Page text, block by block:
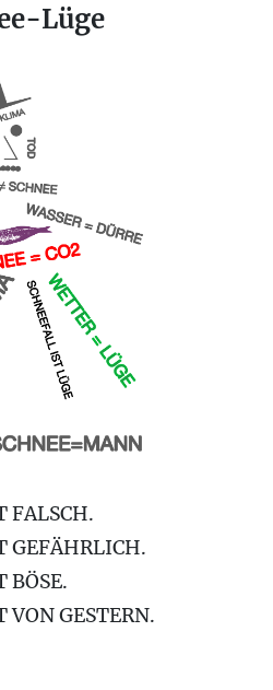
Lüge
FALSCH.
GEFÄHRLICH.
BÖSE.
VON GESTERN.